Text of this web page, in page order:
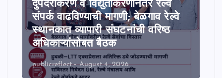
दुपदरीकरण व विद्युतीकरणानंतर रेल्वे
संपर्क वाढविण्याची मागणी; बेळगाव रेल्वे
स्थानकात व्यापारी संघटनांची वरिष्ठ
अधिकाऱ्यांसोबत बैठक
publicreflect August 4, 2026